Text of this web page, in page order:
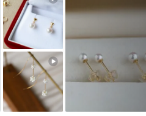
回小卡上，令耳環保存得更好
議沖涼及游泳時使用